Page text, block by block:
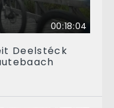
00:18:04
Deelstéck